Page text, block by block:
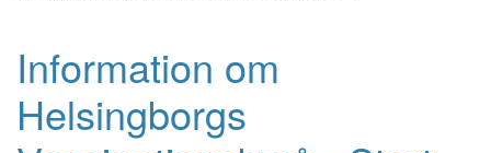
Information om
Helsingborgs